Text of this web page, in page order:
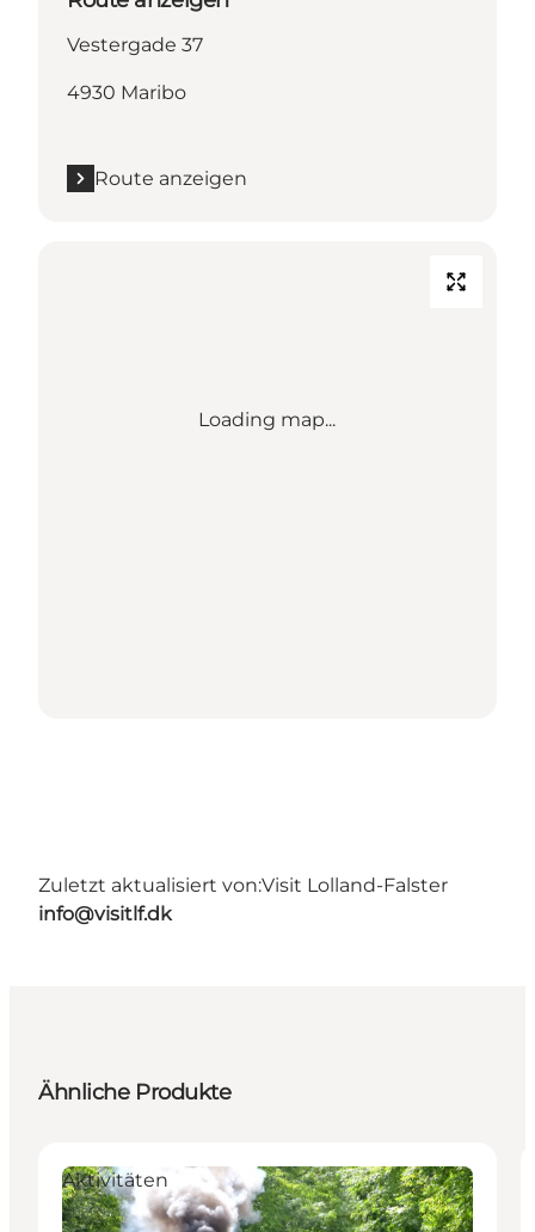
Vestergade 37
4930 Maribo
Route anzeigen
Loading map...
Zuletzt aktualisiert von:Visit Lolland-Falster
info@visitlf.dk
Ähnliche Produkte
Aktivitäten